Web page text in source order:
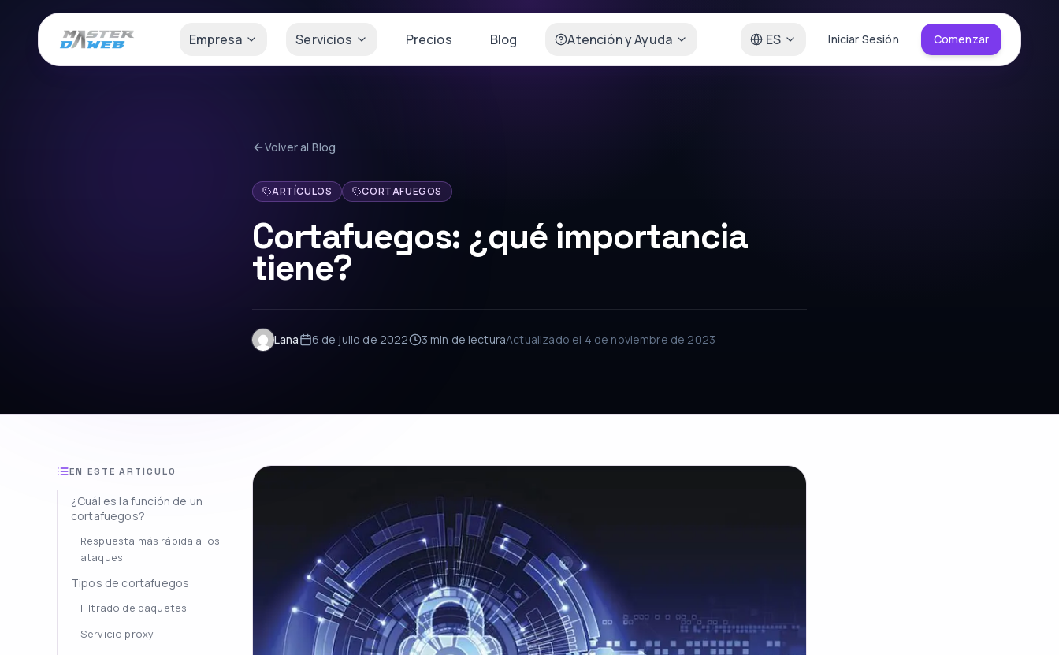
Empresa Servicios Precios Blog Atención y Ayuda ES Iniciar Sesión Comenzar
Volver al Blog
ARTÍCULOS CORTAFUEGOS
Cortafuegos: ¿qué importancia
tiene?
Lana 6 de julio de 2022 3 min de lecturaActualizado el 4 de noviembre de 2023
EN ESTE ARTÍCULO
¿Cuál es la función de un
cortafuegos?
Respuesta más rápida a los
ataques
Tipos de cortafuegos
Filtrado de paquetes
Servicio proxy